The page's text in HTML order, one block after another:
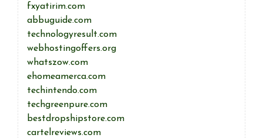
fxyatirim.com
abbuguide.com
technologyresult.com
webhostingoffers.org
whatszow.com
ehomeamerca.com
techintendo.com
techgreenpure.com
bestdropshipstore.com
cartelreviews.com